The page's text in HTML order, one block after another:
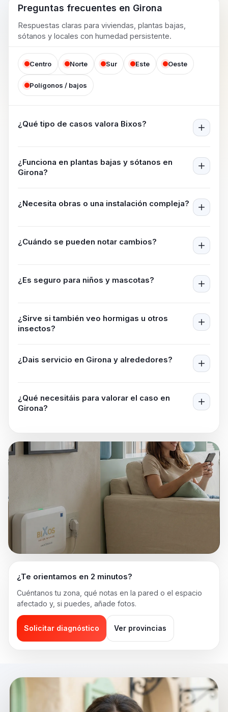
Preguntas frecuentes en Girona
Respuestas claras para viviendas, plantas bajas,
sótanos y locales con humedad persistente.
Centro Norte Sur Este Oeste
Polígonos / bajos
¿Qué tipo de casos valora Bixos?
¿Funciona en plantas bajas y sótanos en
Girona?
¿Necesita obras o una instalación compleja?
¿Cuándo se pueden notar cambios?
¿Es seguro para niños y mascotas?
¿Sirve si también veo hormigas u otros
insectos?
¿Dais servicio en Girona y alrededores?
¿Qué necesitáis para valorar el caso en
Girona?
¿Te orientamos en 2 minutos?
Cuéntanos tu zona, qué notas en la pared o el espacio
afectado y, si puedes, añade fotos.
Solicitar diagnóstico Ver provincias